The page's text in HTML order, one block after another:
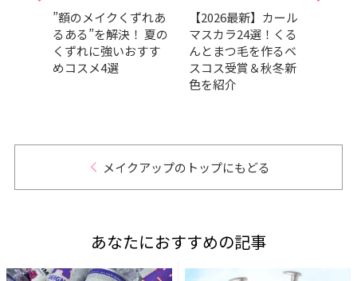
”額のメイクくずれあ
るある”を解決！ 夏の
くずれに強いおすす
めコスメ4選
【2026最新】カール
マスカラ24選！くる
んとまつ毛を作るベ
スコス受賞＆秋冬新
色を紹介
メイクアップのトップにもどる
あなたにおすすめの記事